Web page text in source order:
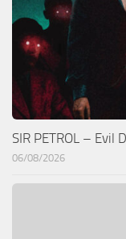
SIR PETROL – Evil
06/08/2026